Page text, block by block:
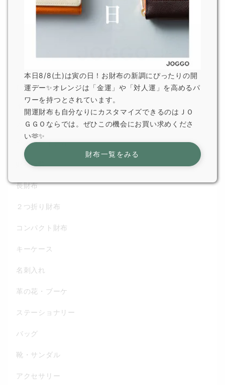
For Gift
ギフトで選ばれている理由
カテゴリから選ぶ
全てのアイテム
財布一覧
長財布
２つ折り財布
コンパクト財布
キーケース
名刺入れ
革の花・ブーケ
ステーショナリー
バッグ
靴・サンダル
アクセサリー
本日8/8(土)は寅の日！お財布の新調にぴったりの開
運デー✨オレンジは「金運」や「対人運」を高めるパ
ワーを持つとされています。
開運財布も自分なりにカスタマイズできるのはＪＯ
ＧＧＯならでは。ぜひこの機会にお買い求めくださ
い🫶✨
財布一覧をみる